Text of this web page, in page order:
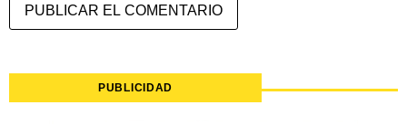
PUBLICIDAD